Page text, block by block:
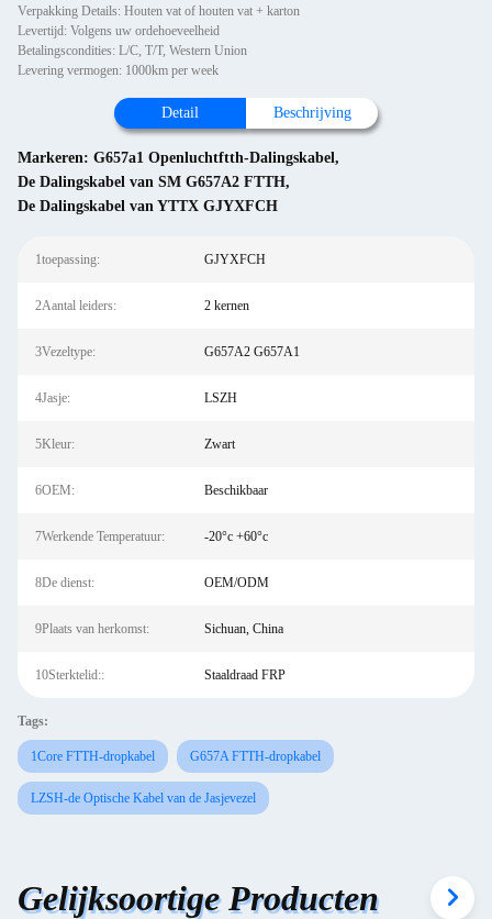
Verpakking Details: Houten vat of houten vat + karton
Levertijd: Volgens uw ordehoeveelheid
Betalingscondities: L/C, T/T, Western Union
Levering vermogen: 1000km per week
Detail Beschrijving
Markeren: G657a1 Openluchtftth-Dalingskabel,
De Dalingskabel van SM G657A2 FTTH,
De Dalingskabel van YTTX GJYXFCH
1toepassing: GJYXFCH
2Aantal leiders: 2 kernen
3Vezeltype: G657A2 G657A1
4Jasje: LSZH
5Kleur: Zwart
6OEM: Beschikbaar
7Werkende Temperatuur: -20°c +60°c
8De dienst: OEM/ODM
9Plaats van herkomst: Sichuan, China
10Sterktelid:: Staaldraad FRP
Tags:
1Core FTTH-dropkabel G657A FTTH-dropkabel
LZSH-de Optische Kabel van de Jasjevezel
Gelijksoortige Producten